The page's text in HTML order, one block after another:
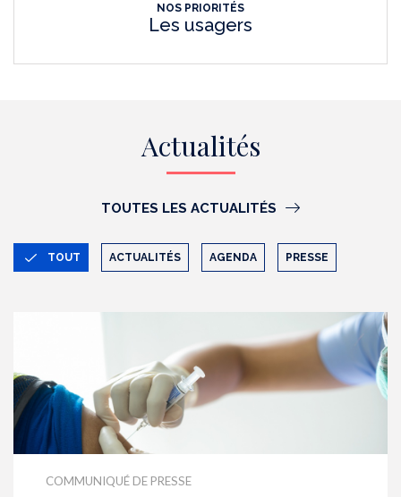
NOS PRIORITÉS
Les usagers
Actualités
TOUTES LES ACTUALITÉS
TOUT ACTUALITÉS AGENDA PRESSE
COMMUNIQUÉ DE PRESSE